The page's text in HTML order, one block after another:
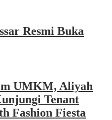
Resmi Buka
UMKM, Aliyah
Tenant
Fashion Fiesta